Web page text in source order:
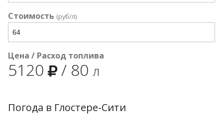
Стоимость (руб/л)
Цена / Расход топлива
5120 / 80 л
Погода в Глостере-Сити